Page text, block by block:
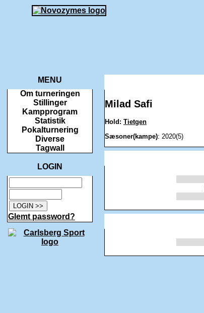
MENU
Om turneringen
Stillinger
Kampprogram
Statistik
Pokalturnering
Diverse
Tagwall
LOGIN
Glemt password?
Milad Safi
Hold: Tietgen
Sæsoner(kampe): 2020(5)